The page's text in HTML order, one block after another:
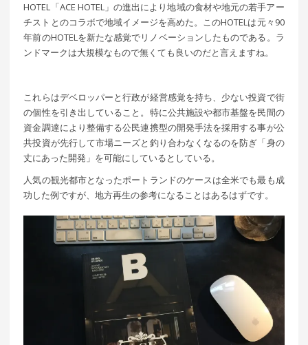
HOTEL「ACE HOTEL」の進出により地域の食材や地元の若手アー
チストとのコラボで地域イメージを高めた。このHOTELは元々90
年前のHOTELを新たな感覚でリノベーションしたものである。ラ
ンドマークは大規模なもので無くても良いのだと言えますね。
これらはデベロッパーと行政が経営感覚を持ち、少ない投資で街
の個性を引き出していること。特に公共施設や都市基盤を民間の
資金調達により整備する公民連携型の開発手法を採用する事が公
共投資が先行して市場ニーズと釣り合わなくなるのを防ぎ「身の
丈にあった開発」を可能にしているとしている。
人気の観光都市となったポートランドのケースは全米でも最も成
功した例ですが、地方再生の参考になることはあるはずです。